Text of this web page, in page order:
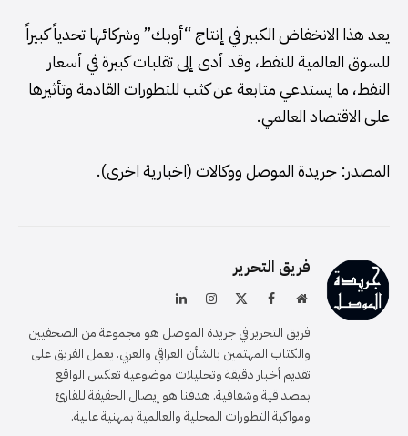
يعد هذا الانخفاض الكبير في إنتاج “أوبك” وشركائها تحدياً كبيراً
للسوق العالمية للنفط، وقد أدى إلى تقلبات كبيرة في أسعار
النفط، ما يستدعي متابعة عن كثب للتطورات القادمة وتأثيرها
على الاقتصاد العالمي.
المصدر: جريدة الموصل ووكالات (اخبارية اخرى).
فريق التحرير
موقعفيسبوك الانستغرام
لينكدإن
فريق التحرير في جريدة الموصل هو مجموعة من الصحفيين
والكتاب المهتمين بالشأن العراقي والعربي. يعمل الفريق على
تقديم أخبار دقيقة وتحليلات موضوعية تعكس الواقع
بمصداقية وشفافية. هدفنا هو إيصال الحقيقة للقارئ
ومواكبة التطورات المحلية والعالمية بمهنية عالية.